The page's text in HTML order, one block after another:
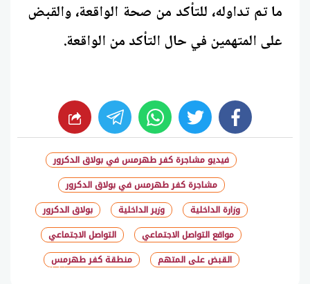
ما تم تداوله، للتأكد من صحة الواقعة، والقبض
على المتهمين في حال التأكد من الواقعة.
facebook
twitter
whats
شارك
فيديو مشاجرة كفر طهرمس في بولاق الدكرور
مشاجرة كفر طهرمس في بولاق الدكرور
وزارة الداخلية
وزير الداخلية
بولاق الدكرور
مواقع التواصل الاجتماعي
التواصل الاجتماعي
القبض على المتهم
منطقة كفر طهرمس